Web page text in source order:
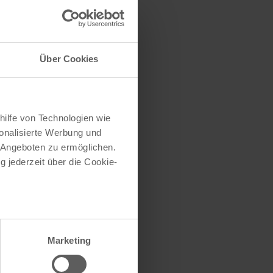
Über Cookies
von Technologien wie
Werbung und
zu ermöglichen.
jederzeit über die Cookie-
sein können
Präferenzen imAbschnitt
Marketing
herausfinden
(oder einen Teil